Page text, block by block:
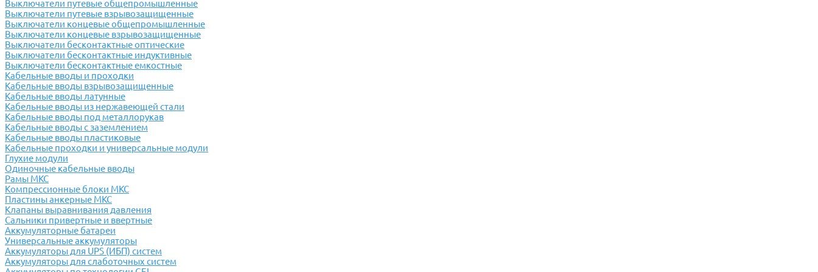
Выключатели путевые общепромышленные
Выключатели путевые взрывозащищенные
Выключатели концевые общепромышленные
Выключатели концевые взрывозащищенные
Выключатели бесконтактные оптические
Выключатели бесконтактные индуктивные
Выключатели бесконтактные емкостные
Кабельные вводы и проходки
Кабельные вводы взрывозащищенные
Кабельные вводы латунные
Кабельные вводы из нержавеющей стали
Кабельные вводы под металлорукав
Кабельные вводы с заземлением
Кабельные вводы пластиковые
Кабельные проходки и универсальные модули
Глухие модули
Одиночные кабельные вводы
Рамы МКС
Компрессионные блоки МКС
Пластины анкерные МКС
Клапаны выравнивания давления
Сальники привертные и ввертные
Аккумуляторные батареи
Универсальные аккумуляторы
Аккумуляторы для UPS (ИБП) систем
Аккумуляторы для слаботочных систем